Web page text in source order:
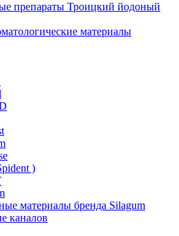
препараты Троицкий йодоный
материалы
)
материалы бренда Silagum
каналов